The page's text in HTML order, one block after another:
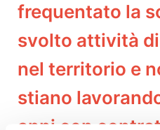
frequentato la
svolto attività
nel territorio e
stiano